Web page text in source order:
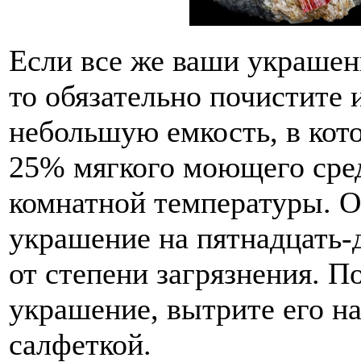
Если все же ваши
то обязательно
небольшую емкость, в
25% мягкого моющего
комнатной температуры.
украшение на
от степени загрязнения.
украшение, вытрите его
салфеткой.